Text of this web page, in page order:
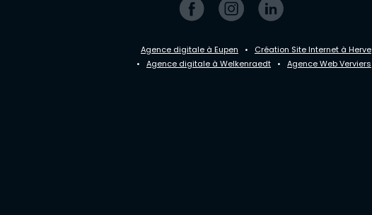
Agence digitale à Eupen •
Création Site Internet à Herve
•
Agence digitale à Welkenraedt • Agence Web Verviers